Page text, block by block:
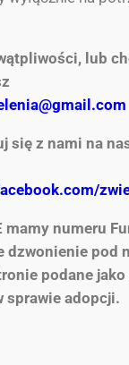
lub
się z nami na
mamy numeru
dzwonienie pod
podane
sprawie adopcji.